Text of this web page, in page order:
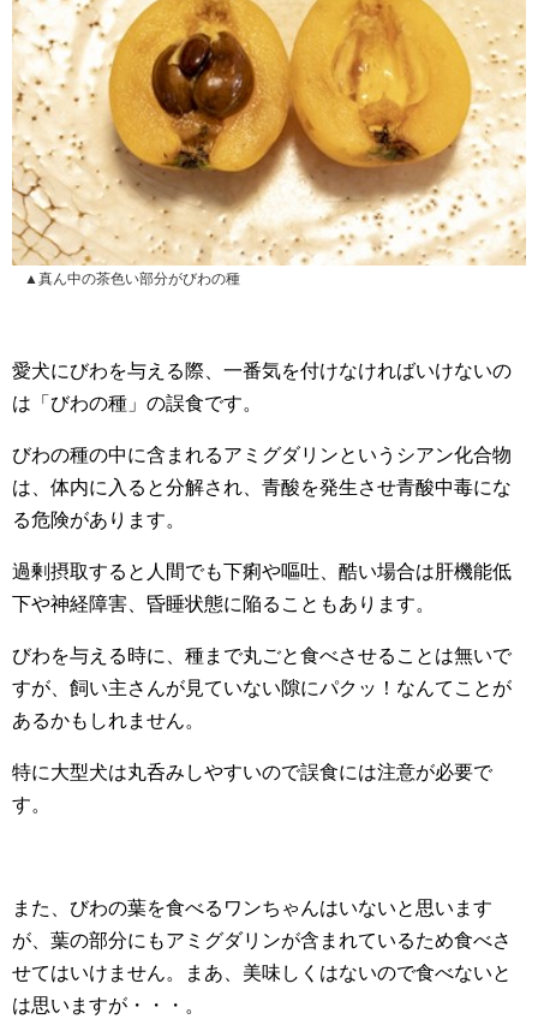
▲真ん中の茶色い部分がびわの種
愛犬にびわを与える際、一番気を付けなければいけないの
は「びわの種」の誤食です。
びわの種の中に含まれるアミグダリンというシアン化合物
は、体内に入ると分解され、青酸を発生させ青酸中毒にな
る危険があります。
過剰摂取すると人間でも下痢や嘔吐、酷い場合は肝機能低
下や神経障害、昏睡状態に陥ることもあります。
びわを与える時に、種まで丸ごと食べさせることは無いで
すが、飼い主さんが見ていない隙にパクッ！なんてことが
あるかもしれません。
特に大型犬は丸呑みしやすいので誤食には注意が必要で
す。
また、びわの葉を食べるワンちゃんはいないと思います
が、葉の部分にもアミグダリンが含まれているため食べさ
せてはいけません。まあ、美味しくはないので食べないと
は思いますが・・・。